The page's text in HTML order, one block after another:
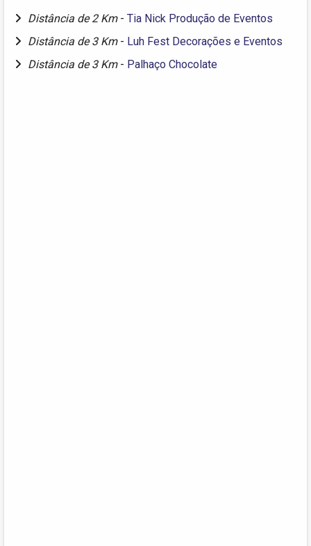
Distância de 2 Km - Tia Nick Produção de Eventos
Distância de 3 Km - Luh Fest Decorações e Eventos
Distância de 3 Km - Palhaço Chocolate